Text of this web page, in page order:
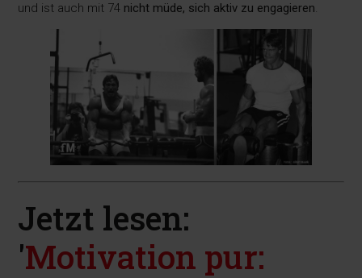
und ist auch mit 74 nicht müde, sich aktiv zu engagieren.
Jetzt lesen:
'Motivation pur: